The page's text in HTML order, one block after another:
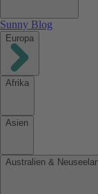
Sunny Blog
Europa
Afrika
Asien
Australien &